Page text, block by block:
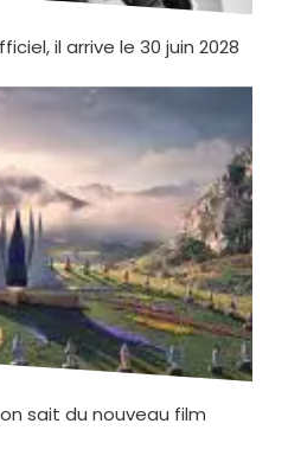
il arrive le 30 juin 2028
sait du nouveau film